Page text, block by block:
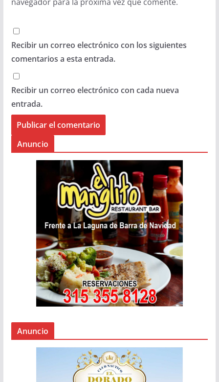
Recibir un correo electrónico con los siguientes
comentarios a esta entrada.
Recibir un correo electrónico con cada nueva
entrada.
Anuncio
Anuncio